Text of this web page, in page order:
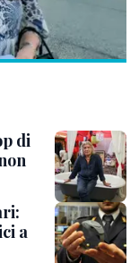
di
a